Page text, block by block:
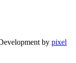
by pixel